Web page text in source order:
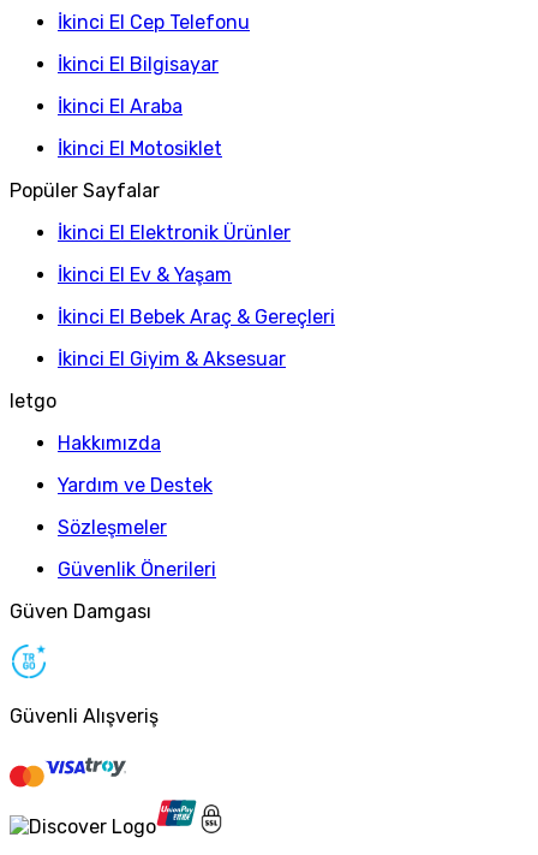
İkinci El Cep Telefonu
İkinci El Bilgisayar
İkinci El Araba
İkinci El Motosiklet
Popüler Sayfalar
İkinci El Elektronik Ürünler
İkinci El Ev & Yaşam
İkinci El Bebek Araç & Gereçleri
İkinci El Giyim & Aksesuar
letgo
Hakkımızda
Yardım ve Destek
Sözleşmeler
Güvenlik Önerileri
Güven Damgası
Güvenli Alışveriş